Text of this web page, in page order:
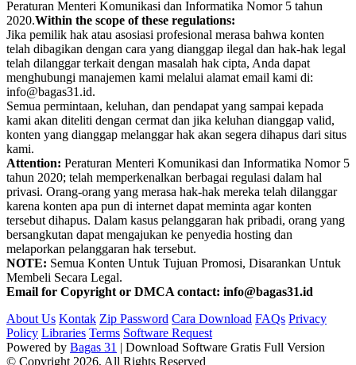
Peraturan Menteri Komunikasi dan Informatika Nomor 5 tahun
2020.Within the scope of these regulations:
Jika pemilik hak atau asosiasi profesional merasa bahwa konten
telah dibagikan dengan cara yang dianggap ilegal dan hak-hak legal
telah dilanggar terkait dengan masalah hak cipta, Anda dapat
menghubungi manajemen kami melalui alamat email kami di:
info@bagas31.id.
Semua permintaan, keluhan, dan pendapat yang sampai kepada
kami akan diteliti dengan cermat dan jika keluhan dianggap valid,
konten yang dianggap melanggar hak akan segera dihapus dari situs
kami.
Attention: Peraturan Menteri Komunikasi dan Informatika Nomor 5
tahun 2020; telah memperkenalkan berbagai regulasi dalam hal
privasi. Orang-orang yang merasa hak-hak mereka telah dilanggar
karena konten apa pun di internet dapat meminta agar konten
tersebut dihapus. Dalam kasus pelanggaran hak pribadi, orang yang
bersangkutan dapat mengajukan ke penyedia hosting dan
melaporkan pelanggaran hak tersebut.
NOTE: Semua Konten Untuk Tujuan Promosi, Disarankan Untuk
Membeli Secara Legal.
Email for Copyright or DMCA contact: info@bagas31.id
About Us Kontak Zip Password Cara Download FAQs Privacy
Policy Libraries Terms Software Request
Powered by Bagas 31 | Download Software Gratis Full Version
© Copyright 2026, All Rights Reserved